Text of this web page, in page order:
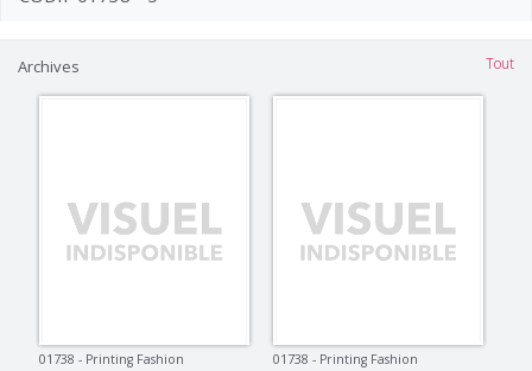
Archives Tout
01738 - Printing Fashion 01738 - Printing Fashion